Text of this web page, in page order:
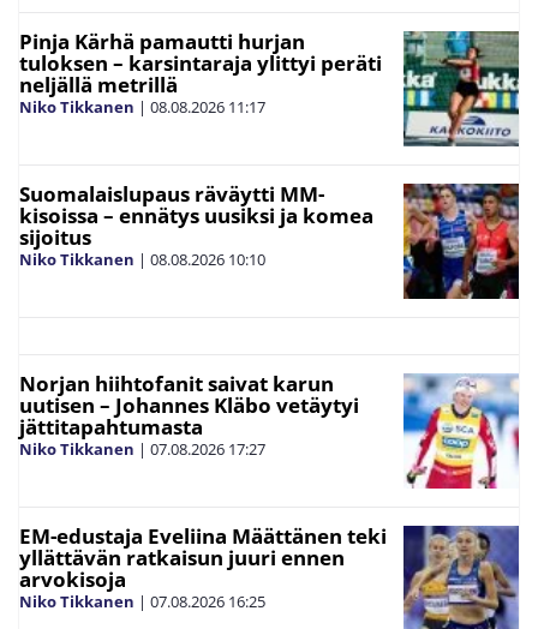
Pinja Kärhä pamautti hurjan
tuloksen – karsintaraja ylittyi peräti
neljällä metrillä
Niko Tikkanen | 08.08.2026 11:17
Suomalaislupaus räväytti MM-
kisoissa – ennätys uusiksi ja komea
sijoitus
Niko Tikkanen | 08.08.2026 10:10
Norjan hiihtofanit saivat karun
uutisen – Johannes Kläbo vetäytyi
jättitapahtumasta
Niko Tikkanen | 07.08.2026 17:27
EM-edustaja Eveliina Määttänen teki
yllättävän ratkaisun juuri ennen
arvokisoja
Niko Tikkanen | 07.08.2026 16:25